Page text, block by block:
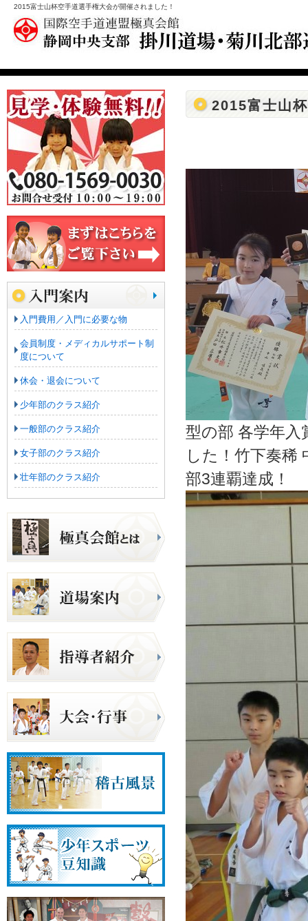
2015富士山杯空手道選手権大会が開催されました！
2015富士山
型の部 各学年入
した！竹下奏稀
部3連覇達成！
入門費用／入門に必要な物
会員制度・メディカルサポート制
度について
休会・退会について
少年部のクラス紹介
一般部のクラス紹介
女子部のクラス紹介
壮年部のクラス紹介